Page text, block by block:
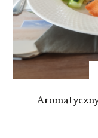
Aromatyczny